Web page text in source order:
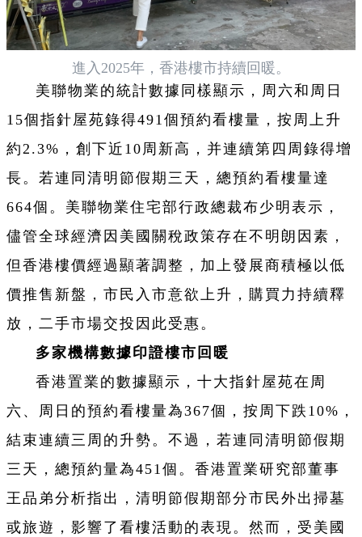
進入2025年，香港樓市持續回暖。
美聯物業的統計數據同樣顯示，周六和周日
15個指針屋苑錄得491個預約看樓量，按周上升
約2.3%，創下近10周新高，并連續第四周錄得增
長。若連同清明節假期三天，總預約看樓量達
664個。美聯物業住宅部行政總裁布少明表示，
儘管全球經濟因美國關稅政策存在不明朗因素，
但香港樓價經過顯著調整，加上發展商積極以低
價推售新盤，市民入市意欲上升，購買力持續釋
放，二手市場交投因此受惠。
多家機構數據印證樓市回暖
香港置業的數據顯示，十大指針屋苑在周
六、周日的預約看樓量為367個，按周下跌10%，
結束連續三周的升勢。不過，若連同清明節假期
三天，總預約量為451個。香港置業研究部董事
王品弟分析指出，清明節假期部分市民外出掃墓
或旅遊，影響了看樓活動的表現。然而，受美國